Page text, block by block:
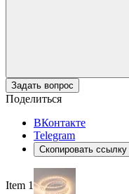
Задать вопрос
Поделиться
ВКонтакте
Telegram
Скопировать ссылку
Item 1 of 3